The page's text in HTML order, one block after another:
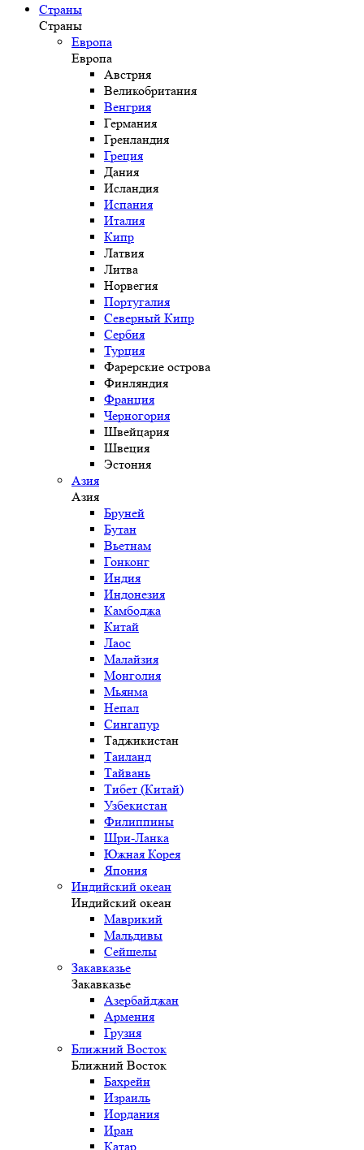
Страны
Страны
Европа
Европа
Австрия
Великобритания
Венгрия
Германия
Гренландия
Греция
Дания
Исландия
Испания
Италия
Кипр
Латвия
Литва
Норвегия
Португалия
Северный Кипр
Сербия
Турция
Фарерские острова
Финляндия
Франция
Черногория
Швейцария
Швеция
Эстония
Азия
Азия
Бруней
Бутан
Вьетнам
Гонконг
Индия
Индонезия
Камбоджа
Китай
Лаос
Малайзия
Монголия
Мьянма
Непал
Сингапур
Таджикистан
Таиланд
Тайвань
Тибет (Китай)
Узбекистан
Филиппины
Шри-Ланка
Южная Корея
Япония
Индийский океан
Индийский океан
Маврикий
Мальдивы
Сейшелы
Закавказье
Закавказье
Азербайджан
Армения
Грузия
Ближний Восток
Ближний Восток
Бахрейн
Израиль
Иордания
Иран
Катар